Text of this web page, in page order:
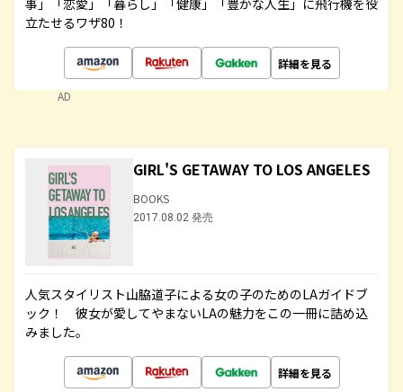
事」「恋愛」「暮らし」「健康」「豊かな人生」に飛行機を役
立たせるワザ80！
詳細を見る
AD
GIRL'S GETAWAY TO LOS ANGELES
BOOKS
2017.08.02 発売
人気スタイリスト山脇道子による女の子のためのLAガイドブ
ック！ 彼女が愛してやまないLAの魅力をこの一冊に詰め込
みました。
詳細を見る